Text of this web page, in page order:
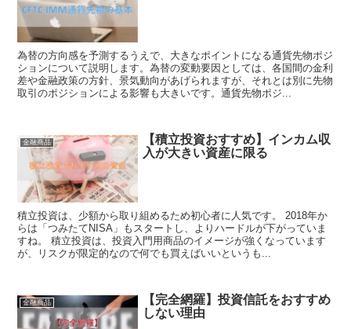
為替の方向感を予測するうえで、大きなポイントになる通貨先物ポジ
ションについて説明します。為替の変動要因としては、各国間の金利
差や金融政策の方針、景気動向があげられますが、それとは別に先物
取引のポジションによる影響も大きいです。通貨先物ポジ...
金融商品
【積立投資おすすめ】インカム収
入が大きい資産に限る
積立投資は、少額から取り組めるため初心者に人気です。 2018年か
らは「つみたてNISA」もスタートし、よりハードルが下がっていま
すね。 積立投資は、投資入門用商品のイメージが強くなっています
が、リスクが限定的なので何でも買えばいいというも...
金融商品
【完全網羅】投資信託をおすすめ
しない理由